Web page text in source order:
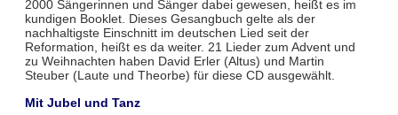
2000 Sängerinnen und Sänger dabei gewesen, heißt es im
kundigen Booklet. Dieses Gesangbuch gelte als der
nachhaltigste Einschnitt im deutschen Lied seit der
Reformation, heißt es da weiter. 21 Lieder zum Advent und
zu Weihnachten haben David Erler (Altus) und Martin
Steuber (Laute und Theorbe) für diese CD ausgewählt.
Mit Jubel und Tanz